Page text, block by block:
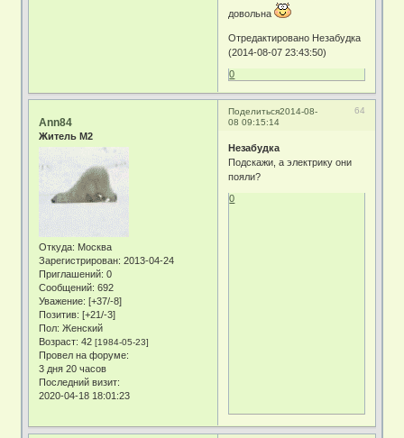
довольна
Отредактировано Незабудка
(2014-08-07 23:43:50)
0
Поделиться 64
2014-08-
08 09:15:14
Ann84
Житель М2
Откуда: Москва
Зарегистрирован: 2013-04-24
Приглашений: 0
Сообщений: 692
Уважение: [+37/-8]
Позитив: [+21/-3]
Пол: Женский
Возраст: 42[1984-05-23]
Провел на форуме:
3 дня 20 часов
Последний визит:
2020-04-18 18:01:23
Незабудка
Подскажи, а электрику они
пояли?
0